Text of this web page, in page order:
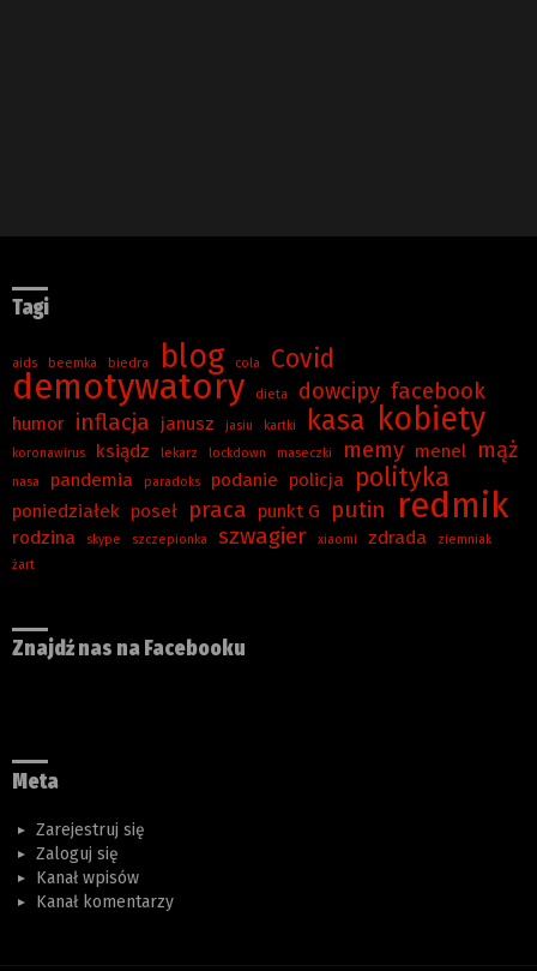
Tagi
aids beemka biedra blog cola Covid
demotywatory dieta dowcipy facebook
humor inflacja janusz jasiu kartki kasa kobiety
koronawirus ksiądz lekarz lockdown maseczki memy menel mąż
nasa pandemia paradoks podanie policja polityka
poniedziałek poseł praca punkt G putin redmik
rodzina skype szczepionka szwagier xiaomi zdrada
ziemniak
żart
Znajdź nas na Facebooku
Meta
Zarejestruj się
Zaloguj się
Kanał wpisów
Kanał komentarzy